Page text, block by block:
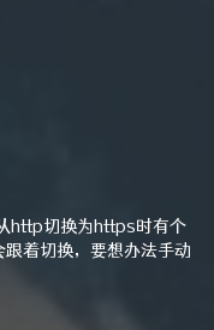
http切换为https时有个
着切换，要想办法手动